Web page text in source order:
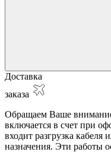
Доставка
заказа
Обращаем Ваше
включается в счет при
входит разгрузка кабеля
назначения. Эти работы